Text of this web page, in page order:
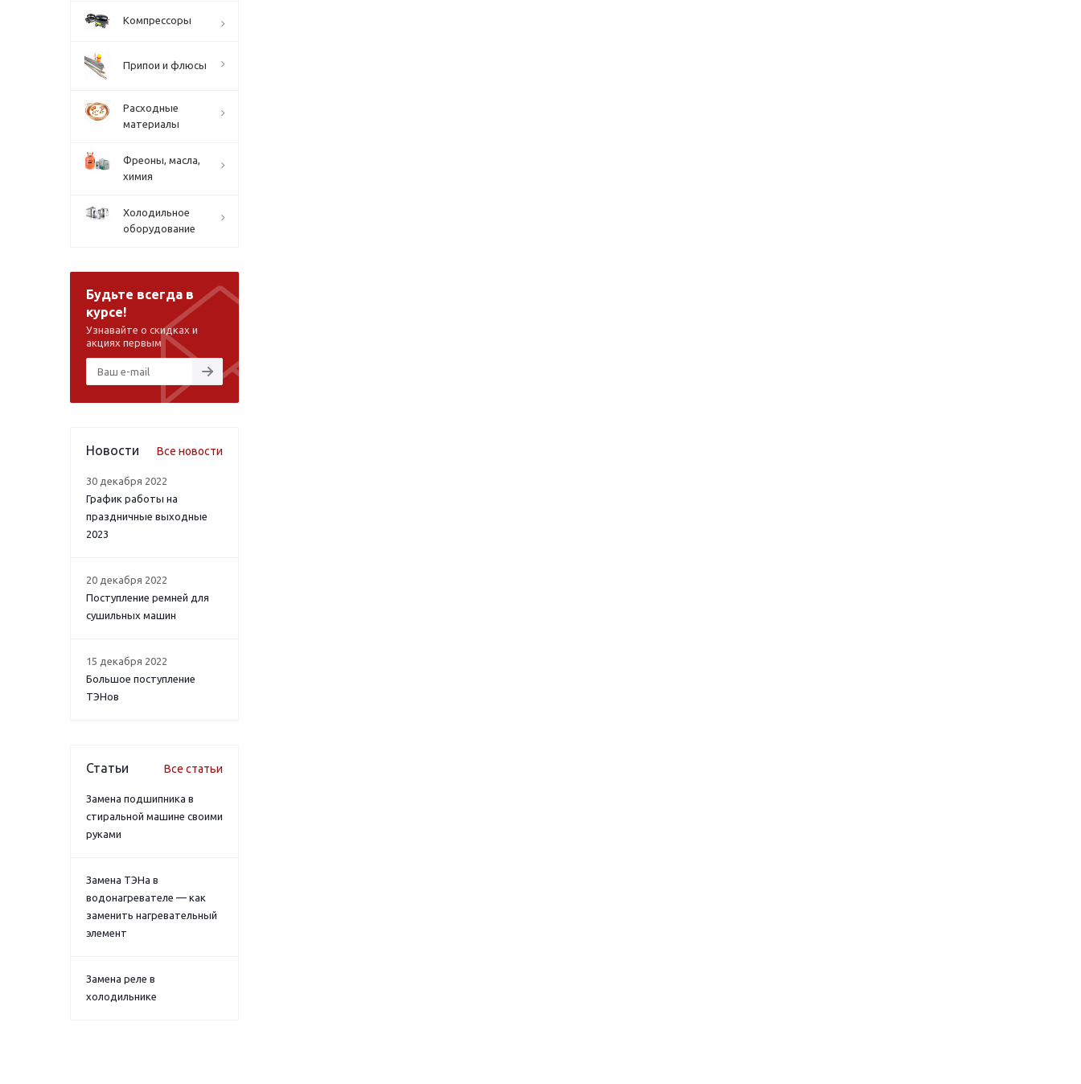
Компрессоры
Припои и флюсы
Расходные
материалы
Фреоны, масла,
химия
Холодильное
оборудование
Будьте всегда в
курсе!
Узнавайте о скидках и
акциях первым
Новости Все новости
30 декабря 2022
График работы на
праздничные выходные
2023
20 декабря 2022
Поступление ремней для
сушильных машин
15 декабря 2022
Большое поступление
ТЭНов
Статьи Все статьи
Замена подшипника в
стиральной машине своими
руками
Замена ТЭНа в
водонагревателе — как
заменить нагревательный
элемент
Замена реле в
холодильнике